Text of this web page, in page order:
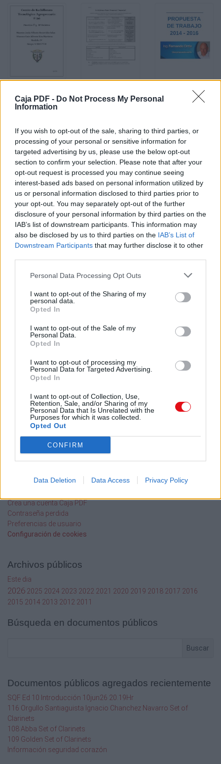
Caja PDF - Do Not Process My Personal
Information
If you wish to opt-out of the sale, sharing to third parties, or
processing of your personal or sensitive information for
targeted advertising by us, please use the below opt-out
section to confirm your selection. Please note that after your
opt-out request is processed you may continue seeing
interest-based ads based on personal information utilized by
us or personal information disclosed to third parties prior to
your opt-out. You may separately opt-out of the further
disclosure of your personal information by third parties on the
IAB’s list of downstream participants. This information may
also be disclosed by us to third parties on the IAB’s List of
Downstream Participants that may further disclose it to other
Personal Data Processing Opt Outs
I want to opt-out of the Sharing of my
personal data.
Opted In
I want to opt-out of the Sale of my
Personal Data.
Opted In
I want to opt-out of processing my
Personal Data for Targeted Advertising.
Opted In
I want to opt-out of Collection, Use,
Retention, Sale, and/or Sharing of my
Personal Data that Is Unrelated with the
Purposes for which it was collected.
Opted Out
CONFIRM
Data Deletion Data Access Privacy Policy
LIRAMARTINEZLUISPRAC#3IPEstatica 3.5 MB, 12 páginas
PassÃ© ComposÃ© Imparfait (exercices1) 385 KB, 3 páginas
Proyectos CITEC 2014 2016 846 KB, 11 páginas
ROBERT BLOCH Biografia y Compilado De Relatos844 KB, 146
páginas
Caja PDFes una plataforma de gestión de documentos en línea domiciliada
Al tener una función legal de intermediario técnico neutral, los contenidos
compartidos por los usuarios del sitio no se moderan a priori.
Caja PDF
Cargar un archivo
Caja de instrumento
Preguntas frecuentes
Aviso legal
Términos de Uso del sitio
Administrador de archivos
Crea una cuenta Caja PDF
Contraseña perdida
Preferencias de usuario
Configuración de cookies
Archivos públicos
Este dia
2026 2025 2024 2023 2022 2021 2020 2019 2018 2017 2016
2015 2014 2013 2012 2011
Búsqueda en documentos públicos
Buscar
Documentos públicos agregados recientemente
SQF Ed 10 Introducción 10jun26 20.19Hr
116 Orgullo Santiaguista Ignacio Chanchez Navarro Set of
Clarinets
108 Abba Set of Clarinets
109 Golden Set of Clarinets
Información seguridad corazón